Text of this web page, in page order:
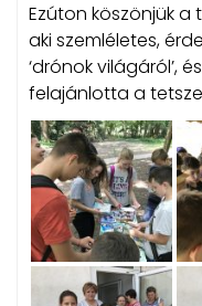
Ezúton köszönjük a
aki szemléletes,
‘drónok világáról’,
felajánlotta a